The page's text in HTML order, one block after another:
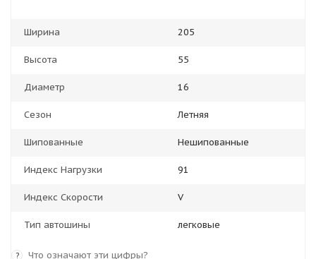
Ширина 205
Высота 55
Диаметр 16
Сезон Летняя
Шипованные Нешипованные
Индекс Нагрузки 91
Индекс Скорости V
Тип автошины легковые
? Что означают эти цифры?